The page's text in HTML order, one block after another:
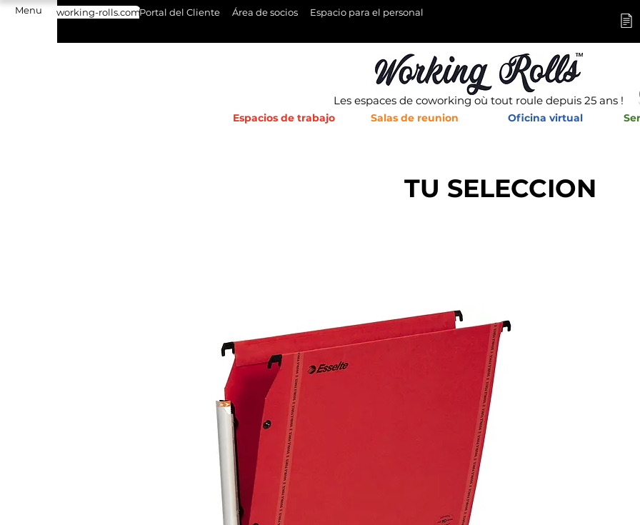
Menu working-rolls.comPortal del Cliente Área de socios Espacio para el personal
Les espaces de coworking où tout roule depuis 25 ans !
Espacios de trabajo Salas de reunion Oficina virtual
TU SELECCION